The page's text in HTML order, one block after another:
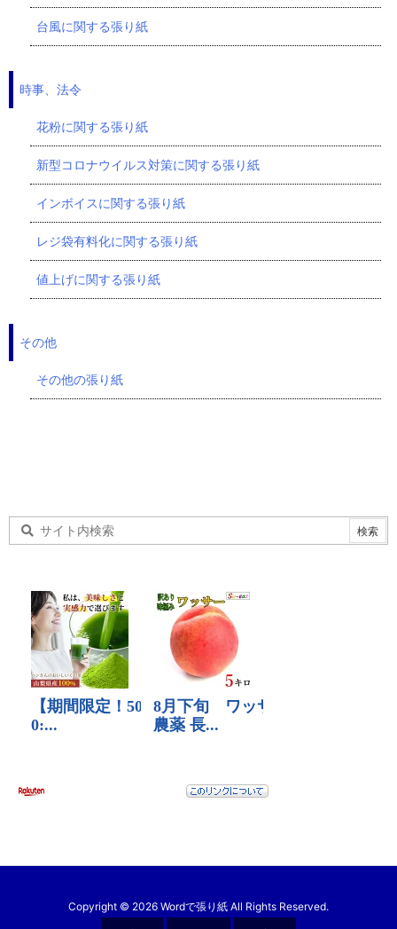
台風に関する張り紙
時事、法令
花粉に関する張り紙
新型コロナウイルス対策に関する張り紙
インボイスに関する張り紙
レジ袋有料化に関する張り紙
値上げに関する張り紙
その他
その他の張り紙
Copyright © 2026 Wordで張り紙 All Rights Reserved.